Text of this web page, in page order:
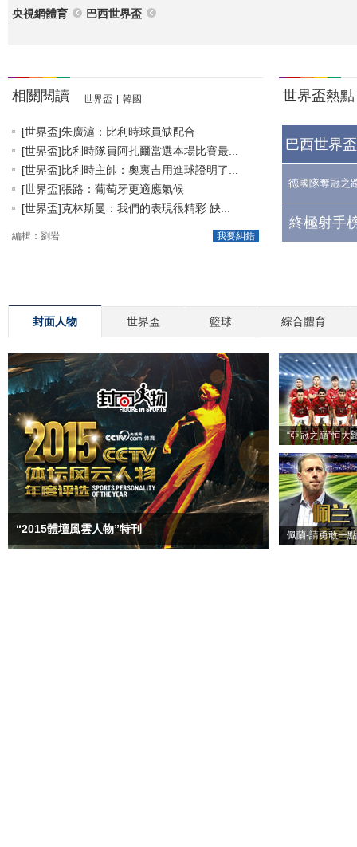
央視網體育 巴西世界盃
相關閱讀 世界盃 韓國
[世界盃]朱廣滬：比利時球員缺配合
[世界盃]比利時隊員阿扎爾當選本場比賽最...
[世界盃]比利時主帥：奧裏吉用進球證明了...
[世界盃]張路：葡萄牙更適應氣候
[世界盃]克林斯曼：我們的表現很精彩 缺...
我要糾錯
編輯：劉岩
世界盃熱點
巴西世界
德國隊奪冠之
終極射手
封面人物 世界盃 籃球 綜合體育
“2015體壇風雲人物”特刊
“亞冠之巔”恒大
佩蘭-請勇敢一點